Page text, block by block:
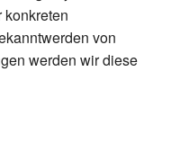
von
werden wir diese